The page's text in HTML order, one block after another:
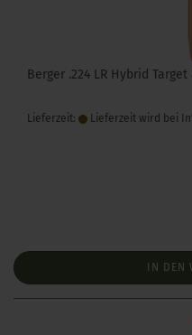
Berger .224 LR Hybrid
Lieferzeit: Lieferzeit wird bei
IN DEN